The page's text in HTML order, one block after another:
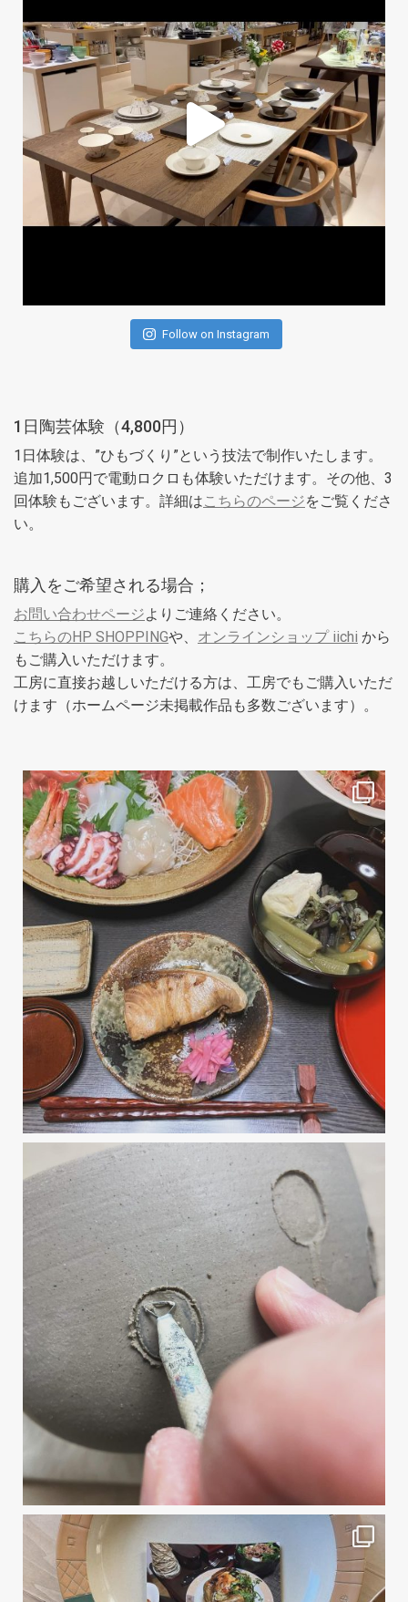
Follow on Instagram
1日陶芸体験（4,800円）
1日体験は、”ひもづくり”という技法で制作いたします。
追加1,500円で電動ロクロも体験いただけます。その他、3
回体験もございます。詳細はこちらのページをご覧くださ
い。
購入をご希望される場合；
お問い合わせページよりご連絡ください。
こちらのHP SHOPPINGや、 オンラインショップ iichi から
もご購入いただけます。
工房に直接お越しいただける方は、工房でもご購入いただ
けます（ホームページ未掲載作品も多数ございます）。